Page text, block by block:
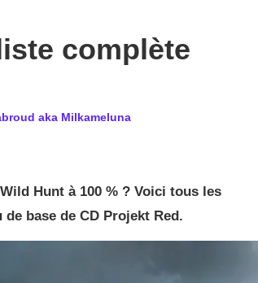
complète
aka Milkameluna
Hunt à 100 % ? Voici tous les
base de CD Projekt Red.